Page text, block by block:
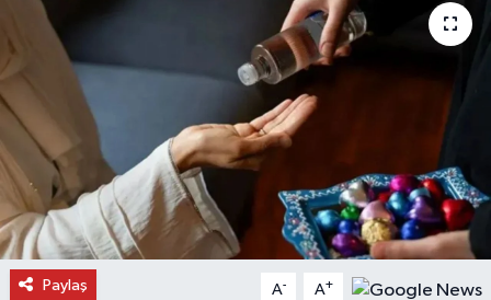
Paylaş A- A+
Doğanyurt Haberleri
Hanönü Haberleri
İhsangazi Haberleri
İnebolu Haberleri